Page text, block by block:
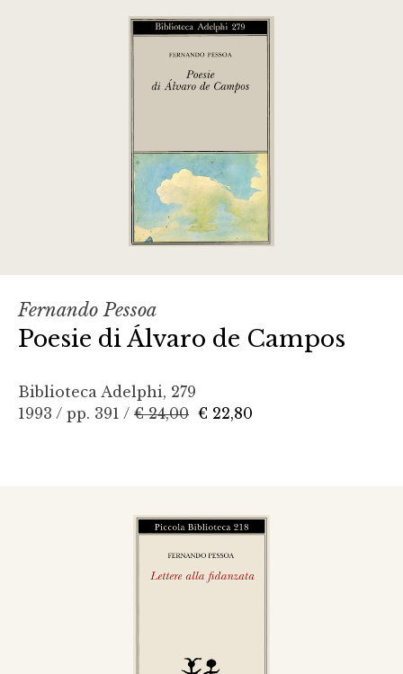
Fernando Pessoa
Poesie di Álvaro de Campos
Biblioteca Adelphi, 279
1993 / pp. 391 / € 24,00 € 22,80